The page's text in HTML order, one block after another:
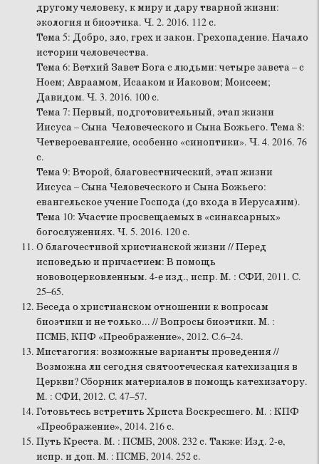
другому человеку, к миру и дару тварной жизни:
экология и биоэтика. Ч. 2. 2016. 112 с.
Тема 5: Добро, зло, грех и закон. Грехопадение. Начало
истории человечества.
Тема 6: Ветхий Завет Бога с людьми: четыре завета – с
Ноем; Авраамом, Исааком и Иаковом; Моисеем;
Давидом. Ч. 3. 2016. 100 с.
Тема 7: Первый, подготовительный, этап жизни
Иисуса – Сына Человеческого и Сына Божьего. Тема 8:
Четвероевангелие, особенно «синоптики». Ч. 4. 2016. 76
с.
Тема 9: Второй, благовестнический, этап жизни
Иисуса – Сына Человеческого и Сына Божьего:
евангельское учение Господа (до входа в Иерусалим).
Тема 10: Участие просвещаемых в «синаксарных»
богослужениях. Ч. 5. 2016. 120 с.
О благочестивой христианской жизни // Перед
исповедью и причастием: В помощь
нововоцерковленным. 4-е изд., испр. М. : СФИ, 2011. С.
25–65.
Беседа о христианском отношении к вопросам
биоэтики и не только... // Вопросы биоэтики. М. :
ПСМБ, КПФ «Преображение», 2012. С.6–24.
Мистагогия: возможные варианты проведения //
Возможна ли сегодня святоотеческая катехизация в
Церкви? Сборник материалов в помощь катехизатору.
М. : СФИ, 2012. С. 47–57.
Готовьтесь встретить Христа Воскресшего. М. : КПФ
«Преображение», 2014. 216 с.
Путь Креста. М. : ПСМБ, 2008. 232 с. Также: Изд. 2-е,
испр. и доп. М. : ПСМБ, 2014. 252 с.